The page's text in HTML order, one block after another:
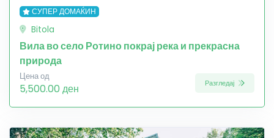
СУПЕР ДОМАЌИН
Bitola
Вила во село Ротино покрај река и прекрасна
природа
Цена од
5,500.00 ден Разгледај